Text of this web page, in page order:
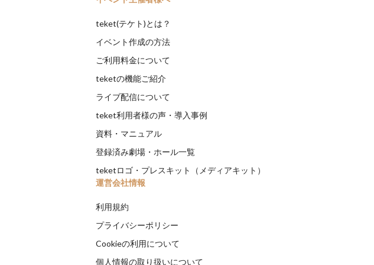
teket(テケト)とは？
イベント作成の方法
ご利用料金について
teketの機能ご紹介
ライブ配信について
teket利用者様の声・導入事例
資料・マニュアル
登録済み劇場・ホール一覧
teketロゴ・プレスキット（メディアキット）
運営会社情報
利用規約
プライバシーポリシー
Cookieの利用について
個人情報の取り扱いについて